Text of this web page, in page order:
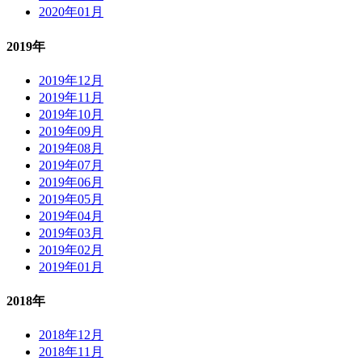
2020年01月
2019年
2019年12月
2019年11月
2019年10月
2019年09月
2019年08月
2019年07月
2019年06月
2019年05月
2019年04月
2019年03月
2019年02月
2019年01月
2018年
2018年12月
2018年11月